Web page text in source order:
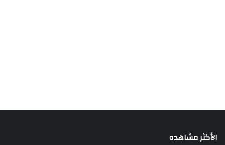
الأكثر مشاهده